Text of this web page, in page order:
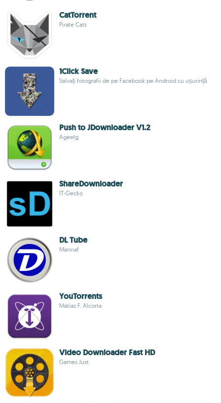
CatTorrent
Pirate Cats
1Click Save
Salvați fotografii de pe Facebook pe Android cu ușurință
Push to JDownloader V1.2
Ageelg
ShareDownloader
IT-Gecko
DL Tube
Mannaf
YouTorrents
Matias F. Alcorta
Video Downloader Fast HD
Games Just